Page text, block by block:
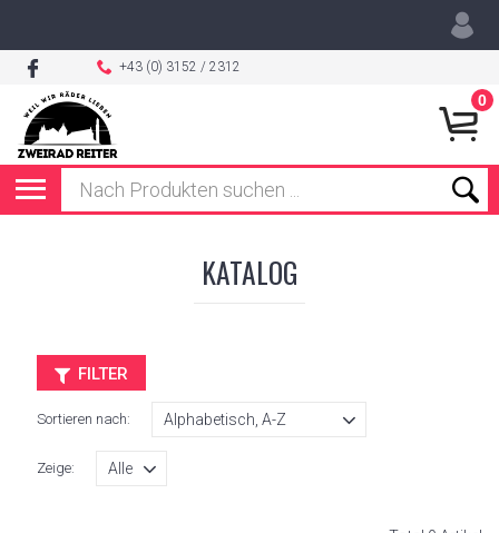
+43 (0) 3152 / 2312
0
KATALOG
FILTER
Sortieren nach:
Zeige: